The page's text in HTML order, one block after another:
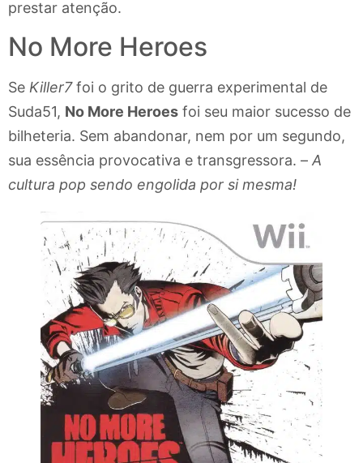
prestar atenção.
No More Heroes
Se Killer7foi o grito de guerra experimental de
Suda51, No More Heroes foi seu maior sucesso de
bilheteria. Sem abandonar, nem por um segundo,
sua essência provocativa e transgressora. – A
cultura pop sendo engolida por si mesma!